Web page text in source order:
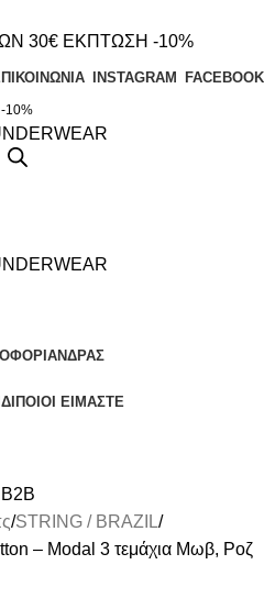
97300
30€ ΕΚΠΤΩΣΗ -10%
INSTAGRAM FACEBOOK
10%
ΑΝΔΡΑΣ
ΠΟΙΟΙ ΕΙΜΑΣΤΕ
B2B
STRING / BRAZIL
– Modal 3 τεμάχια Μωβ, Ροζ